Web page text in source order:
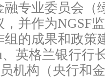
专业委员会（
，并作为NGSF
的成果和政策
、英格兰银行行
机构（央行和